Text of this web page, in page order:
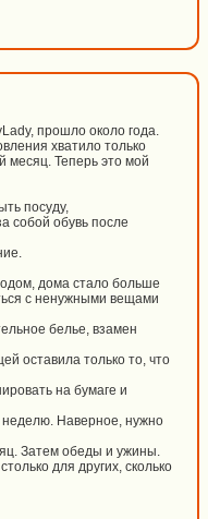
прошло около года.
хватило только
месяц. Теперь это мой
посуду,
собой обувь после
дома стало больше
с ненужными вещами
белье, взамен
оставила только то, что
на бумаге и
неделю. Наверное, нужно
Затем обеды и ужины.
для других, сколько